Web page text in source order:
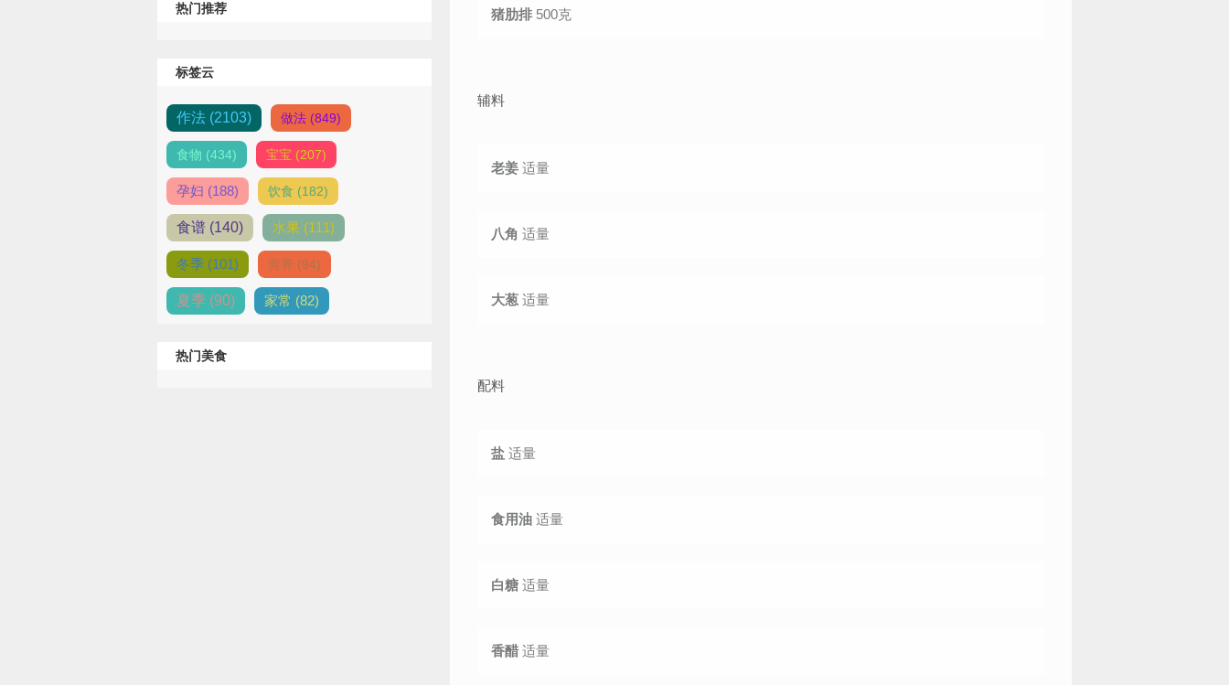
热门推荐
标签云
作法 (2103) 做法 (849)
食物 (434) 宝宝 (207)
孕妇 (188) 饮食 (182)
食谱 (140) 水果 (111)
冬季 (101) 营养 (94)
夏季 (90) 家常 (82)
热门美食
猪肋排 500克
辅料
老姜 适量
八角 适量
大葱 适量
配料
盐 适量
食用油 适量
白糖 适量
香醋 适量